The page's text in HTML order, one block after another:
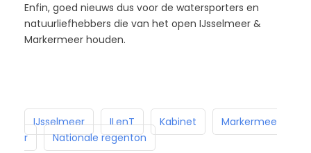
Enfin, goed nieuws dus voor de watersporters en
natuurliefhebbers die van het open IJsselmeer &
Markermeer houden.
IJsselmeer ILenT Kabinet
Markermee
r
Nationale regenton